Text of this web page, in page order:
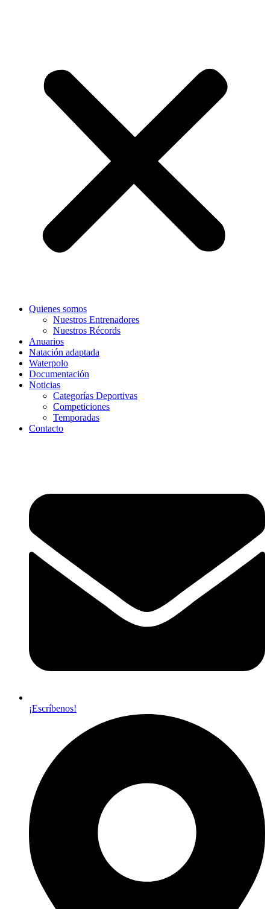
Quienes somos
Nuestros Entrenadores
Nuestros Récords
Anuarios
Natación adaptada
Waterpolo
Documentación
Noticias
Categorías Deportivas
Competiciones
Temporadas
Contacto
¡Escríbenos!